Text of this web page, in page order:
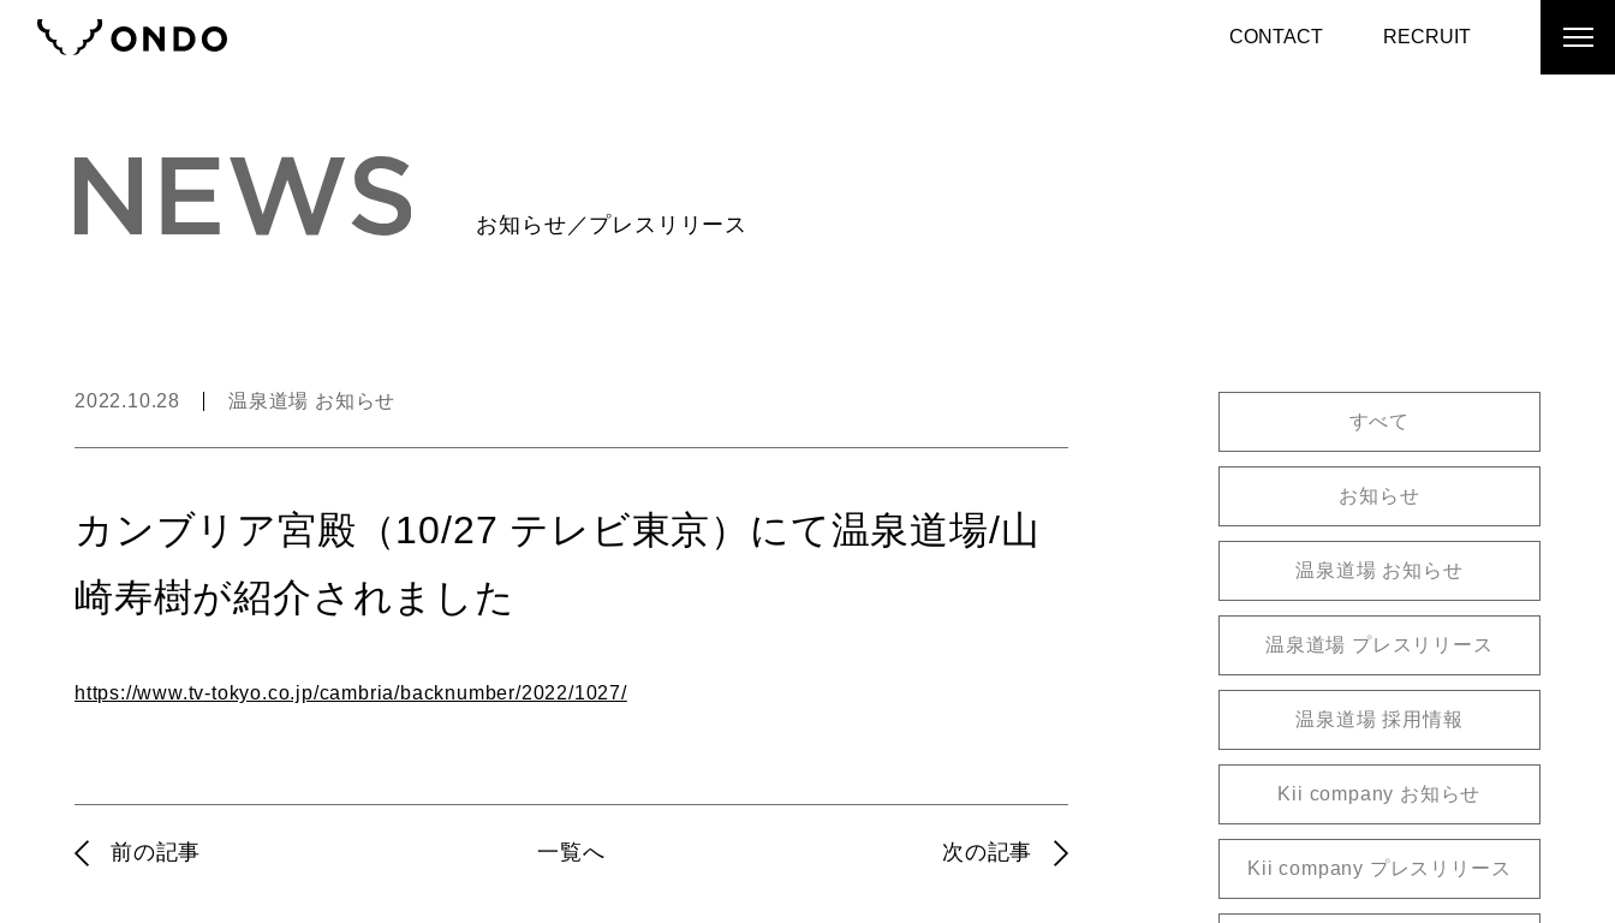
CONTACT RECRUIT
お知らせ／プレスリリース
2022.10.28 温泉道場 お知らせ
カンブリア宮殿（10/27 テレビ東京）にて温泉道場/山
崎寿樹が紹介されました
https://www.tv-tokyo.co.jp/cambria/backnumber/2022/1027/
前の記事 一覧へ 次の記事
すべて
お知らせ
温泉道場 お知らせ
温泉道場 プレスリリース
温泉道場 採用情報
Kii company お知らせ
Kii company プレスリリース